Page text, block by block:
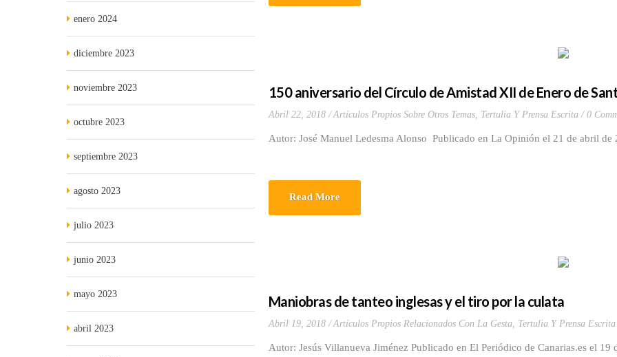
150 aniversario del Círculo de Amistad XII de Enero de
Abril 22, 2018 Artículos Propios Sobre Otros Temas, Tertulia Y Prensa Escrita 0
Autor: José Manuel Ledesma Alonso Publicado en La Opinión el 21 de abril de
Read More
Maniobras de tanteo inglesas y el tiro por la culata
Abril 19, 2018 Artículos Propios Relacionados Con La Gesta, Tertulia Y Prensa Escrita
Autor: Jesús Villanueva Jiménez Publicado en El Periódico de Canarias.es el 19
enero 2024
diciembre 2023
noviembre 2023
octubre 2023
septiembre 2023
agosto 2023
julio 2023
junio 2023
mayo 2023
abril 2023